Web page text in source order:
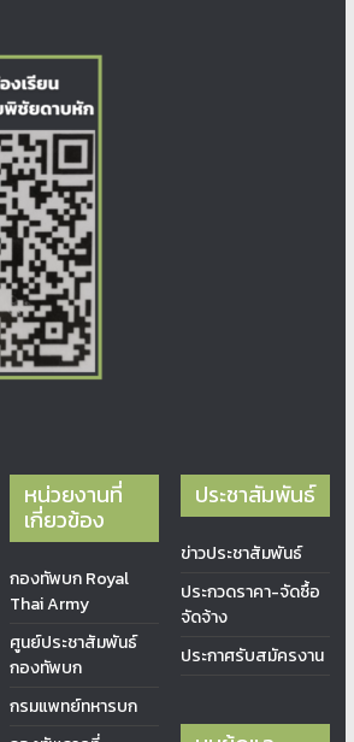
หน่วยงานที่
เกี่ยวข้อง
กองทัพบก Royal
Thai Army
ศูนย์ประชาสัมพันธ์
กองทัพบก
กรมแพทย์ทหารบก
ประชาสัมพันธ์
ข่าวประชาสัมพันธ์
ประกวดราคา-จัดซื้อ
จัดจ้าง
ประกาศรับสมัครงาน